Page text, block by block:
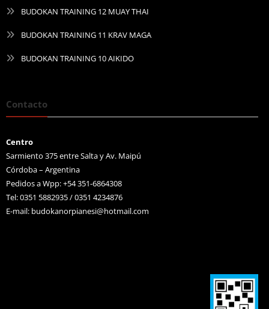
BUDOKAN TRAINING 12 MUAY THAI
BUDOKAN TRAINING 11 KRAV MAGA
BUDOKAN TRAINING 10 AIKIDO
Contacto
Centro
Sarmiento 375 entre Salta y Av. Maipú
Córdoba – Argentina
Pedidos a Wpp: +54 351-6864308
Tel: 0351 5882935 / 0351 4234876
E-mail: budokanorpianesi@hotmail.com